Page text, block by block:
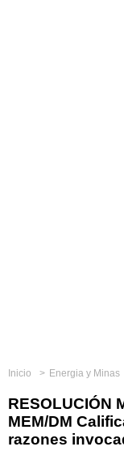
Inicio Energia y Minas
RESOLUCIÓN
MEM/DM
razones